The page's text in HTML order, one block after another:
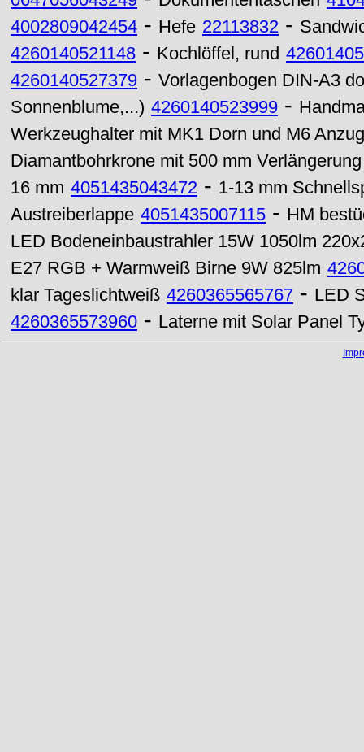
4002809042454 - Hefe 22113832 -
4260140521148 - Kochlöffel, rund
4260140527379 - Vorlagenbogen DIN-A3
Sonnenblume,...) 4260140523999 -
Werkzeughalter mit MK1 Dorn und M6
Diamantbohrkrone mit 500 mm
16 mm 4051435043472 - 1-13 mm
Austreiberlappe 4051435007115 - HM
LED Bodeneinbaustrahler 15W 1050lm
E27 RGB + Warmweiß Birne 9W 825lm
klar Tageslichtweiß 4260365565767 - LED
4260365573960 - Laterne mit Solar Panel